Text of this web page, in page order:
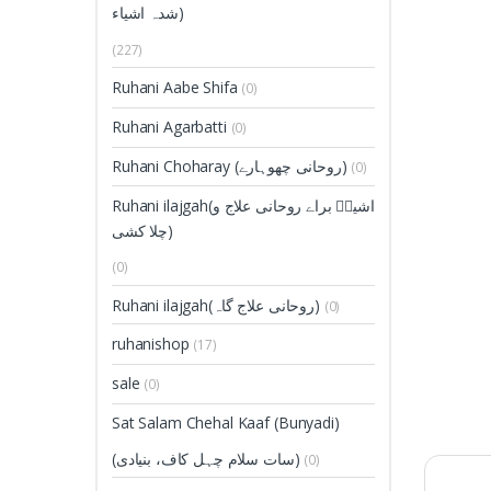
شدہ اشیاء)
(227)
Ruhani Aabe Shifa (0)
Ruhani Agarbatti (0)
Ruhani Choharay (روحانی چھوہارے) (0)
Ruhani ilajgah(اشیاؑ براے روحانی علاج و
چلا کشی)
(0)
Ruhani ilajgah(روحانی علاج گاہ) (0)
ruhanishop (17)
sale (0)
Sat Salam Chehal Kaaf (Bunyadi)
(سات سلام چہل کاف، بنیادی) (0)